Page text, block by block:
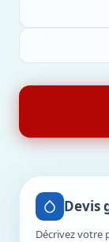
Devis
Décrivez votre